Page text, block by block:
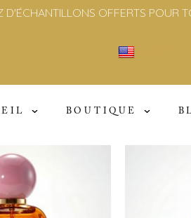
D'ÉCHANTILLONS OFFERTS POUR
Cliquer ici
BOUTIQUE